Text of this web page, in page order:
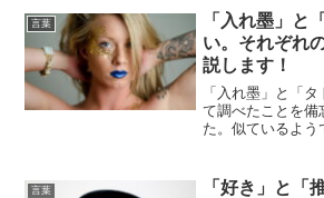
言葉
「入れ墨」と
い。それぞれ
説します！
「入れ墨」と「
て調べたことを備
た。似ているよう
言葉
「好き」と「